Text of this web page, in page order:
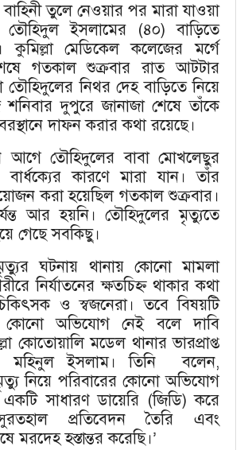
তুলে নেওয়ার পর মারা যাওয়া
ইসলামের (৪০) বাড়িতে
কুমিল্লা মেডিকেল কলেজের মর্গে
গতকাল শুক্রবার রাত আটটার
তৌহিদুলের নিথর দেহ বাড়িতে নিয়ে
দুপুরে জানাজা শেষে তাঁকে
দাফন করার কথা রয়েছে।
আগে তৌহিদুলের বাবা মোখলেছুর
কারণে মারা যান। তাঁর
করা হয়েছিল গতকাল শুক্রবার।
আর হয়নি। তৌহিদুলের মৃত্যুতে
গেছে সবকিছু।
ঘটনায় থানায় কোনো মামলা
নির্যাতনের ক্ষতচিহ্ন থাকার কথা
ও স্বজনেরা। তবে বিষয়টি
কোনো অভিযোগ নেই বলে দাবি
কোতোয়ালি মডেল থানার ভারপ্রাপ্ত
মহিনুল ইসলাম। তিনি বলেন,
নিয়ে পরিবারের কোনো অভিযোগ
সাধারণ ডায়েরি (জিডি) করে
প্রতিবেদন তৈরি এবং
মরদেহ হস্তান্তর করেছি।’